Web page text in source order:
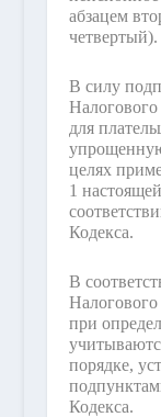
абзацем
четвертый).
В силу
для
целях
1
Кодекса.
В
при
порядке,
Кодекса.